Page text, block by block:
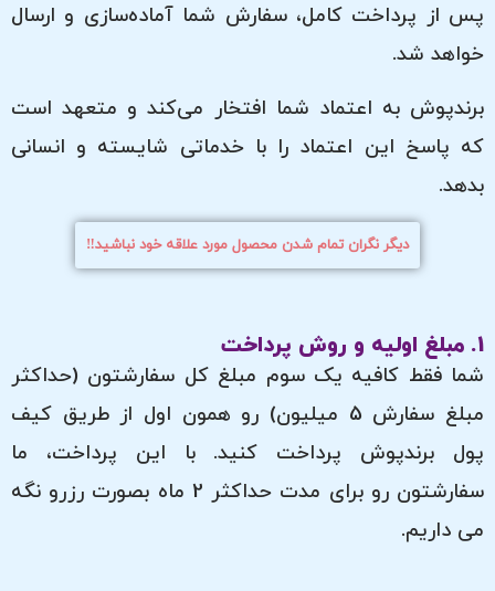
پس از پرداخت کامل، سفارش شما آماده‌سازی و ارسال
خواهد شد.
برندپوش به اعتماد شما افتخار می‌کند و متعهد است
که پاسخ این اعتماد را با خدماتی شایسته و انسانی
بدهد.
دیگر نگران تمام شدن محصول مورد علاقه خود نباشید‼
1. مبلغ اولیه و روش پرداخت
شما فقط کافیه یک سوم مبلغ کل سفارشتون (حداکثر
مبلغ سفارش 5 میلیون) رو همون اول از طریق کیف
پول برندپوش پرداخت کنید. با این پرداخت، ما
سفارشتون رو برای مدت حداکثر 2 ماه بصورت رزرو نگه
می داریم.